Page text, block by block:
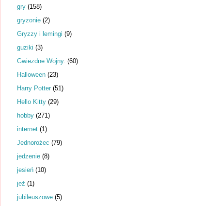
gry (158)
gryzonie (2)
Gryzzy i lemingi (9)
guziki (3)
Gwiezdne Wojny. (60)
Halloween (23)
Harry Potter (51)
Hello Kitty (29)
hobby (271)
internet (1)
Jednorożec (79)
jedzenie (8)
jesień (10)
jeż (1)
jubileuszowe (5)